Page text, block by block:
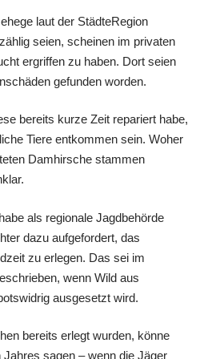
laut der StädteRegion
seien, scheinen im privaten
ergriffen zu haben. Dort seien
gefunden worden.
bereits kurze Zeit repariert habe,
Tiere entkommen sein. Woher
Damhirsche stammen
als regionale Jagdbehörde
dazu aufgefordert, das
zu erlegen. Das sei im
wenn Wild aus
ausgesetzt wird.
bereits erlegt wurden, könne
sagen – wenn die Jäger